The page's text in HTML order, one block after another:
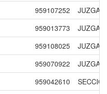
959107252
959013773
959108025
959070922
959042610